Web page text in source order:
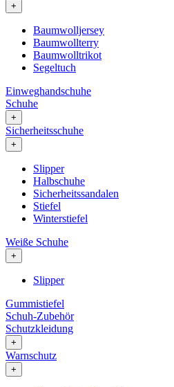
+
Baumwolljersey
Baumwollterry
Baumwolltrikot
Segeltuch
Einweghandschuhe
Schuhe
+
Sicherheitsschuhe
+
Slipper
Halbschuhe
Sicherheitssandalen
Stiefel
Winterstiefel
Weiße Schuhe
+
Slipper
Gummistiefel
Schuh-Zubehör
Schutzkleidung
+
Warnschutz
+